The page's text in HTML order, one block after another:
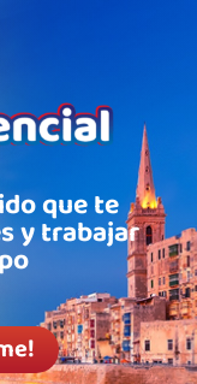
que te
y trabajar